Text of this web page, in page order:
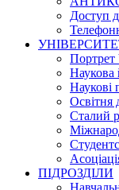
Доступ
Наукова
Наукові
Освітня
Сталий
ПІДРОЗДІЛИ